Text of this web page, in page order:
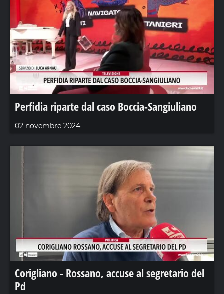
Perfidia riparte dal caso Boccia-Sangiuliano
02 novembre 2024
Corigliano - Rossano, accuse al segretario del
Pd